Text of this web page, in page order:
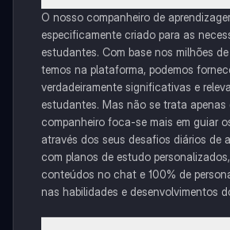
O nosso companheiro de
especificamente criado para as
estudantes. Com base nos milhões
temos na plataforma, podemos
verdadeiramente significativas e
estudantes. Mas não se trata apenas
companheiro foca-se mais em guiar
através dos seus desafios diários de
com planos de estudo
conteúdos no chat e 100% de
nas habilidades e desenvolvimentos